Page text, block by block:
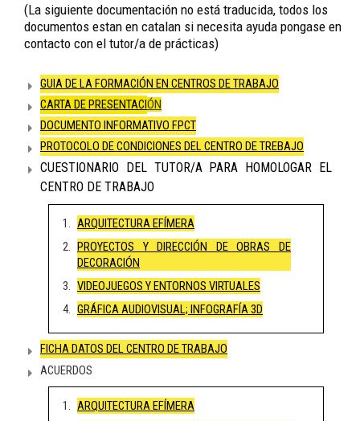
(La siguiente documentación no está traducida, todos los
documentos estan en catalan si necesita ayuda pongase en
contacto con el tutor/a de prácticas)
GUIA DE LA FORMACIÓN EN CENTROS DE TRABAJO
CARTA DE PRESENTACIÓN
DOCUMENTO INFORMATIVO FPCT
PROTOCOLO DE CONDICIONES DEL CENTRO DE TREBAJO
CUESTIONARIO DEL TUTOR/A PARA HOMOLOGAR EL
CENTRO DE TRABAJO
ARQUITECTURA EFÍMERA
PROYECTOS Y DIRECCIÓN DE OBRAS DE
DECORACIÓN
VIDEOJUEGOS Y ENTORNOS VIRTUALES
GRÁFICA AUDIOVISUAL; INFOGRAFÍA 3D
FICHA DATOS DEL CENTRO DE TRABAJO
ACUERDOS
ARQUITECTURA EFÍMERA